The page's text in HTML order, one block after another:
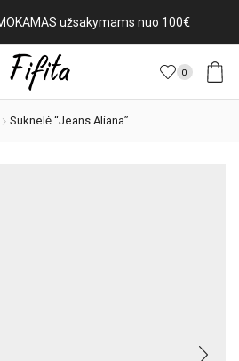
užsakymams nuo 100€
0
Suknelė “Jeans Aliana”